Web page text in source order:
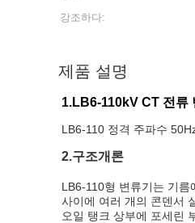
강조하다:
제품 설명
1.LB6-110kV CT 전류
LB6-110 정격 주파수
2.구조개론
LB6-110형 변류기는 기
사이에 여러 개의 콘덴서
오일 탱크 상부에 포세린